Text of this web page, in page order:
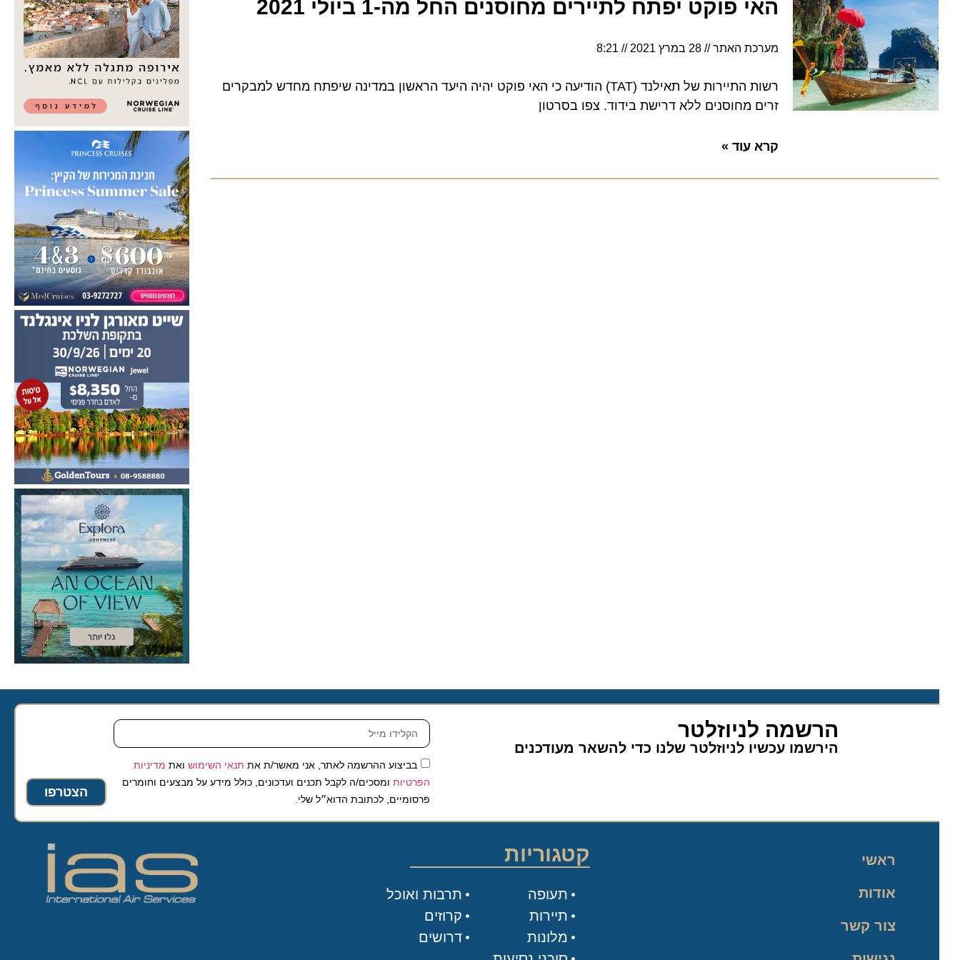
האי פוקט יפתח לתיירים מחוסנים החל מה-1 ביולי 2021
מערכת האתר 28 במרץ 2021 8:21
רשות התיירות של תאילנד (TAT) הודיעה כי האי פוקט יהיה היעד הראשון במדינה שיפתח מחדש למבקרים
זרים מחוסנים ללא דרישת בידוד. צפו בסרטון
קרא עוד »
הרשמה לניוזלטר
הירשמו עכשיו לניוזלטר שלנו כדי להשאר מעודכנים
בביצוע ההרשמה לאתר, אני מאשר/ת אתתנאי השימושואת מדיניות
הפרטיותומסכים/ה לקבל תכנים ועדכונים, כולל מידע על מבצעים וחומרים
פרסומיים, לכתובת הדוא״ל שלי.
הצטרפו
ראשי
אודות
צור קשר
קטגוריות
תעופה
תיירות
מלונות
תרבות ואוכל
קרוזים
דרושים